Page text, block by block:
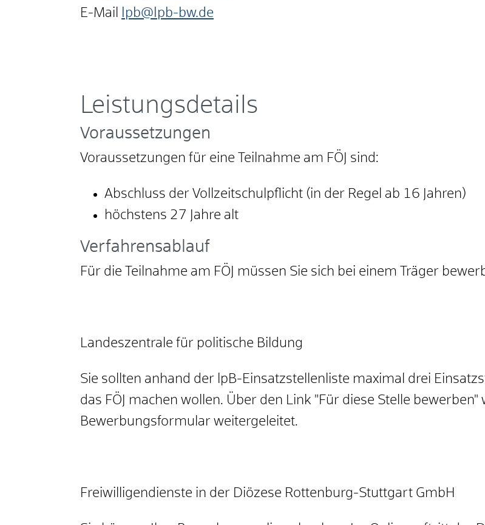
E-Mail
lpb@lpb-bw.de
Leistungsdetails
Voraussetzungen
Voraussetzungen für eine Teilnahme am FÖJ sind:
Abschluss der Vollzeitschulpflicht (in der Regel ab 16 Jahren)
höchstens 27 Jahre alt
Verfahrensablauf
Für die Teilnahme am FÖJ müssen Sie sich bei einem Träger
Landeszentrale für politische Bildung
Sie sollten anhand der lpB-Einsatzstellenliste maximal drei
das FÖJ machen wollen. Über den Link "Für diese Stelle
Bewerbungsformular weitergeleitet.
Freiwilligendienste in der Diözese Rottenburg-Stuttgart GmbH